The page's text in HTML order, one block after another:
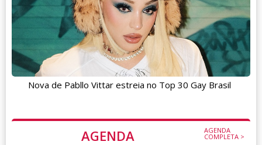
Nova de Pabllo Vittar estreia no Top 30 Gay Brasil
AGENDA AGENDA
COMPLETA >